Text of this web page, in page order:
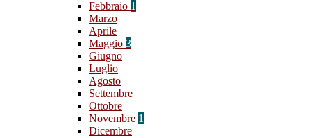
Febbraio 1
Marzo
Aprile
Maggio 3
Giugno
Luglio
Agosto
Settembre
Ottobre
Novembre 1
Dicembre